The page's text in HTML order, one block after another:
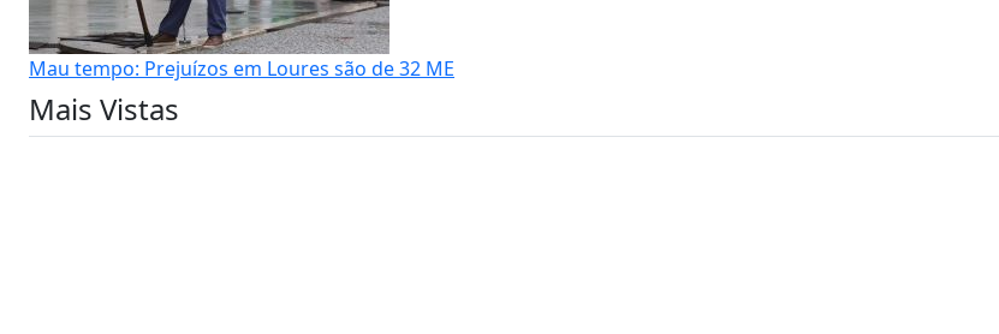
Mau tempo: Prejuízos em Loures são de 32 ME
Mais Vistas